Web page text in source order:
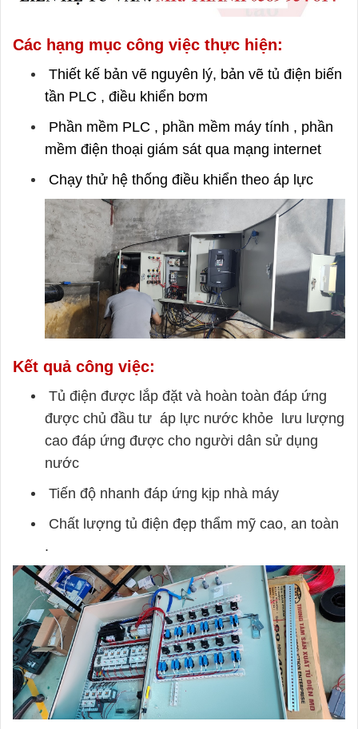
Các hạng mục công việc thực hiện:
Thiết kế bản vẽ nguyên lý, bản vẽ tủ điện biến
tần PLC , điều khiển bơm
Phần mềm PLC , phần mềm máy tính , phần
mềm điện thoại giám sát qua mạng internet
Chạy thử hệ thống điều khiển theo áp lực
Kết quả công việc:
Tủ điện được lắp đặt và hoàn toàn đáp ứng
được chủ đầu tư áp lực nước khỏe lưu lượng
cao đáp ứng được cho người dân sử dụng
nước
Tiến độ nhanh đáp ứng kịp nhà máy
Chất lượng tủ điện đẹp thẩm mỹ cao, an toàn
.